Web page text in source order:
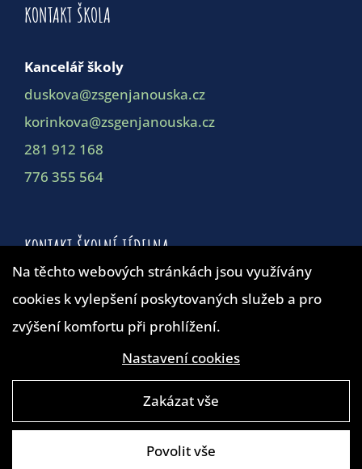
KONTAKT ŠKOLA
Kancelář školy
duskova@zsgenjanouska.cz
korinkova@zsgenjanouska.cz
281 912 168
776 355 564
KONTAKT ŠKOLNÍ JÍDELNA
Školní jídelna
duskova@zsgenjanouska.cz
Na těchto webových stránkách jsou využívány
cookies k vylepšení poskytovaných služeb a pro
zvýšení komfortu při prohlížení.
Nastavení cookies
Zakázat vše
Povolit vše